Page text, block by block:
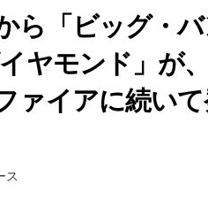
ら「ビッグ・
ヤモンド」が
ァイアに続い
ス